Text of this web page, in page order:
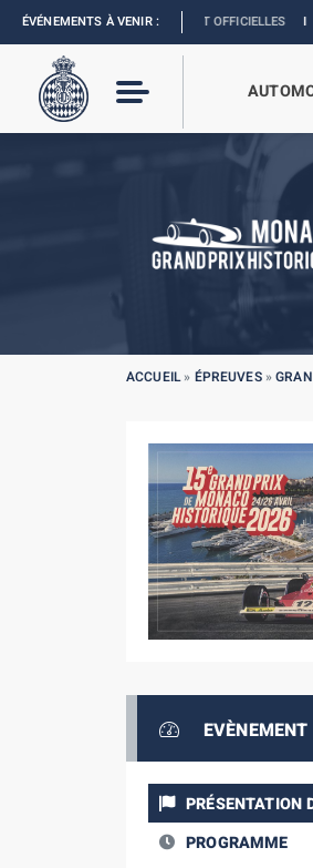
ÉVÉNEMENTS À VENIR :
LES DATES SONT OFFICIELLES IBOUTIQUE
ACCUEIL» ÉPREUVES»
EVÈNEMENT
PRÉSENTATION
PROGRAMME